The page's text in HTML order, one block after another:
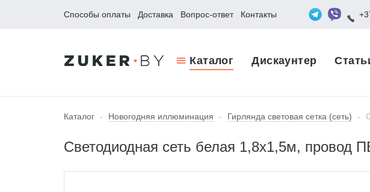
Способы оплаты Доставка Вопрос-ответ Контакты
Каталог Дискаунтер
Каталог - Новогодняя иллюминация - Гирлянда световая сетка (сеть) -
Светодиодная сеть белая 1,8х1,5м, провод